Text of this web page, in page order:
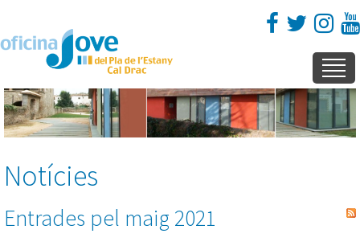
Notícies
Entrades pel maig 2021